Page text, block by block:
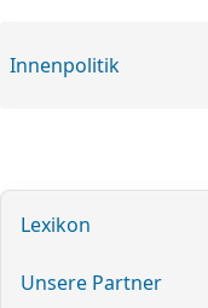
Innenpolitik
Lexikon
Unsere Partner